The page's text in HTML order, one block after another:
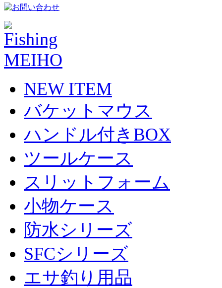
NEW ITEM
バケットマウス
ハンドル付きBOX
ツールケース
スリットフォーム
小物ケース
防水シリーズ
SFCシリーズ
エサ釣り用品